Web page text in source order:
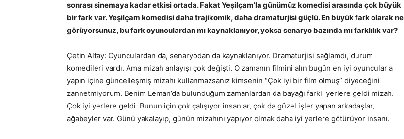
sonrası sinemaya kadar etkisi ortada. Fakat Yeşilçam’la günümüz komedisi arasında çok büyük
bir fark var. Yeşilçam komedisi daha trajikomik, daha dramaturjisi güçlü. En büyük fark olarak ne
görüyorsunuz, bu fark oyunculardan mı kaynaklanıyor, yoksa senaryo bazında mı farklılık var?
Çetin Altay: Oyunculardan da, senaryodan da kaynaklanıyor. Dramaturjisi sağlamdı, durum
komedileri vardı. Ama mizah anlayışı çok değişti. O zamanın filmini alın bugün en iyi oyuncularla
yapın içine güncelleşmiş mizahı kullanmazsanız kimsenin “Çok iyi bir film olmuş” diyeceğini
zannetmiyorum. Benim Leman’da bulunduğum zamanlardan da bayağı farklı yerlere geldi mizah.
Çok iyi yerlere geldi. Bunun için çok çalışıyor insanlar, çok da güzel işler yapan arkadaşlar,
ağabeyler var. Günü yakalayıp, günün mizahını yapıyor olmak daha iyi yerlere götürüyor insanı.